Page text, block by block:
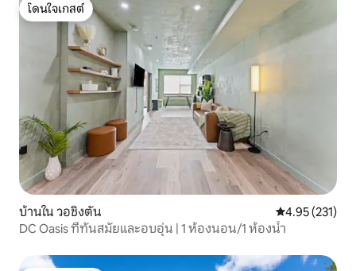
โดนใจเกสต์
โดนใจเกสต์
บ้านใน วอชิงตัน คะแนนเฉลี่ย
4.95 (231)
DC Oasis ที่ทันสมัยและอบอุ่น | 1 ห้องนอน/1 ห้องน้ำ